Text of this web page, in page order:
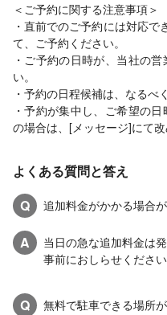
＜ご予約に関する注意事項＞
・直前でのご予約には対応
て、ご予約ください。
・ご予約の日時が、当社の
い。
・予約の日程候補は、なるべ
・予約が集中し、ご希望の
の場合は、[メッセージ]にて
よくある質問と答え
Q
追加料金がかかる場合
A
当日の急な追加料金は
事前におしらせください
Q 無料で駐車できる場所